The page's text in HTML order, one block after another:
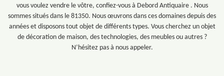
vous voulez vendre le vôtre, confiez-vous à Debord Antiquaire . Nous
sommes situés dans le 81350. Nous œuvrons dans ces domaines depuis des
années et disposons tout objet de différents types. Vous cherchez un objet
de décoration de maison, des technologies, des meubles ou autres ?
N’hésitez pas à nous appeler.